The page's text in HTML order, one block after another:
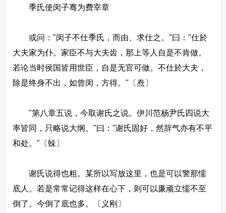
季氏使闵子骞为费宰章
或问："闵子不仕季氏，而由、求仕之。"曰："仕於
大夫家为仆。家臣不与大夫齿，那上等人自是不肯做。
若论当时侯国皆用世臣，自是无官可做。不仕於大夫，
除是终身不出，如曾闵，方得。"〔焘〕
"第八章五说，今取谢氏之说。伊川范杨尹氏四说大
率皆同，只略说大纲。"曰："谢氏固好，然辞气亦有不平
和处。"〔榦〕
谢氏说得也粗。某所以写放这里，也是可以警那懦
底人。若是常常记得这样在心下，则可以廉顽立懦不至
倒了。今倒了底也多。〔义刚〕